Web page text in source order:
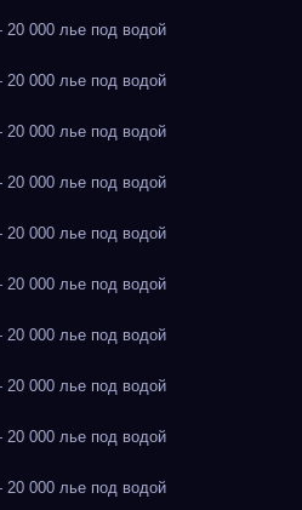
000 лье под водой
000 лье под водой
000 лье под водой
000 лье под водой
000 лье под водой
000 лье под водой
000 лье под водой
000 лье под водой
000 лье под водой
000 лье под водой